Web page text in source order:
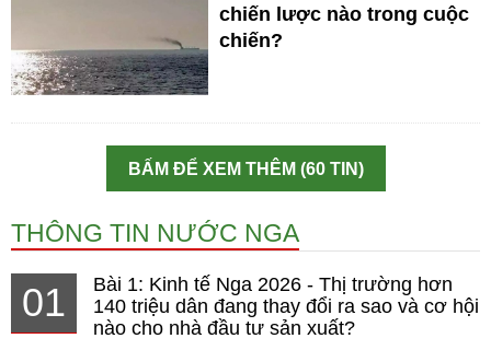
chiến lược nào trong cuộc
chiến?
BẤM ĐỂ XEM THÊM (60 TIN)
THÔNG TIN NƯỚC NGA
01
Bài 1: Kinh tế Nga 2026 - Thị trường hơn
140 triệu dân đang thay đổi ra sao và cơ hội
nào cho nhà đầu tư sản xuất?